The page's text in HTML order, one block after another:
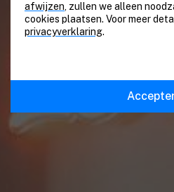
afwijzen, zullen we alleen
cookies plaatsen. Voor meer
privacyverklaring.